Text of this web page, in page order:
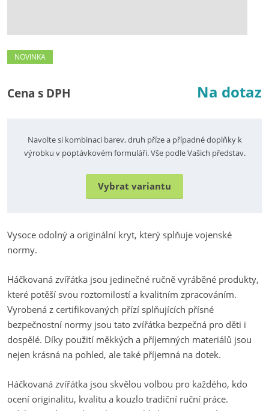
NOVINKA
Cena s DPH Na dotaz
Navolte si kombinaci barev, druh příze a případné doplňky k
výrobku v poptávkovém formuláři. Vše podle Vašich představ.
Vybrat variantu
Vysoce odolný a originální kryt, který splňuje vojenské
normy.
Háčkovaná zvířátka jsou jedinečné ručně vyráběné produkty,
které potěší svou roztomilostí a kvalitním zpracováním.
Vyrobená z certifikovaných přízí splňujících přísné
bezpečnostní normy jsou tato zvířátka bezpečná pro děti i
dospělé. Díky použití měkkých a příjemných materiálů jsou
nejen krásná na pohled, ale také příjemná na dotek.
Háčkovaná zvířátka jsou skvělou volbou pro každého, kdo
ocení originalitu, kvalitu a kouzlo tradiční ruční práce.